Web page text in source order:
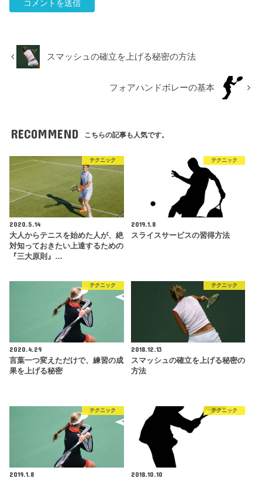
スマッシュの確立を上げる秘密の方法
フォアハンドボレーの基本
RECOMMEND こちらの記事も人気です。
テクニック
2020.5.14
大人からテニスを始めた人が、絶
対知っておきたい上達するための
『三大原則』…
テクニック
2019.1.8
スライスサービスの習得方法
テクニック
2020.4.29
言葉一つ変えただけで、練習の成
果を上げる秘密
テクニック
2018.12.13
スマッシュの確立を上げる秘密の
方法
テクニック
2019.1.8
テクニック
2018.10.10